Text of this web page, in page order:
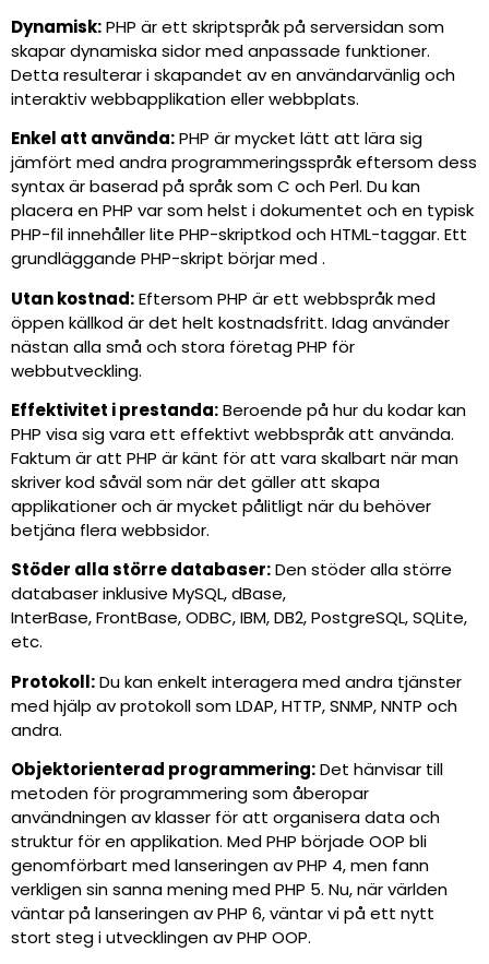
Dynamisk:PHP är ett skriptspråk på serversidan som
skapar dynamiska sidor med anpassade funktioner.
Detta resulterar i skapandet av en användarvänlig och
interaktiv webbapplikation eller webbplats.
Enkel att använda:PHP är mycket lätt att lära sig
jämfört med andra programmeringsspråk eftersom dess
syntax är baserad på språk som C och Perl. Du kan
placera en PHP var som helst i dokumentet och en typisk
PHP-fil innehåller lite PHP-skriptkod och HTML-taggar. Ett
grundläggande PHP-skript börjar med .
Utan kostnad:Eftersom PHP är ett webbspråk med
öppen källkod är det helt kostnadsfritt. Idag använder
nästan alla små och stora företag PHP för
webbutveckling.
Effektivitet i prestanda:Beroende på hur du kodar kan
PHP visa sig vara ett effektivt webbspråk att använda.
Faktum är att PHP är känt för att vara skalbart när man
skriver kod såväl som när det gäller att skapa
applikationer och är mycket pålitligt när du behöver
betjäna flera webbsidor.
Stöder alla större databaser:Den stöder alla större
databaser inklusive MySQL, dBase,
InterBase, FrontBase, ODBC, IBM, DB2, PostgreSQL, SQLite,
etc.
Protokoll:Du kan enkelt interagera med andra tjänster
med hjälp av protokoll som LDAP, HTTP, SNMP, NNTP och
andra.
Objektorienterad programmering:Det hänvisar till
metoden för programmering som åberopar
användningen av klasser för att organisera data och
struktur för en applikation. Med PHP började OOP bli
genomförbart med lanseringen av PHP 4, men fann
verkligen sin sanna mening med PHP 5. Nu, när världen
väntar på lanseringen av PHP 6, väntar vi på ett nytt
stort steg i utvecklingen av PHP OOP.